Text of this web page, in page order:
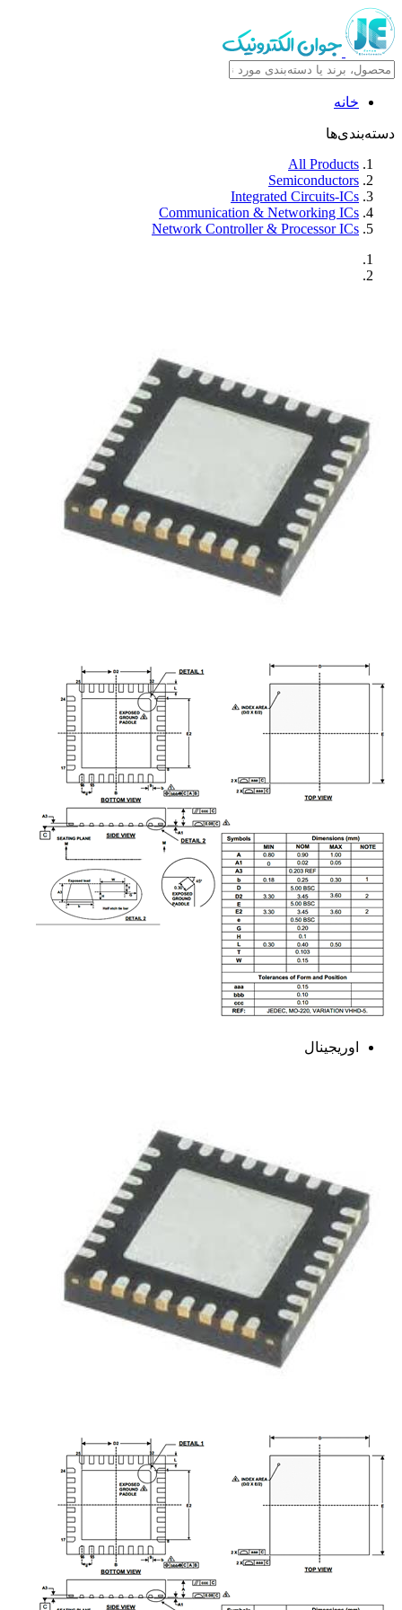
خانه
دسته‌بندی‌ها
All Products
Semiconductors
Integrated Circuits-ICs
Communication & Networking ICs
Network Controller & Processor ICs
اوریجینال